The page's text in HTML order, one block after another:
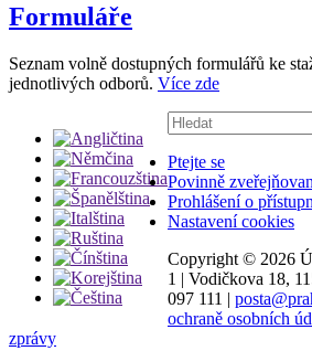
Formuláře
Seznam volně dostupných formulářů ke
jednotlivých odborů. Více zde
Vyhledávání:
Ptejte se
Povinně
Prohlášení o
Nastavení cookies
Copyright © 2026
1 | Vodičkova 18,
097 111 |
ochraně osobních
zprávy